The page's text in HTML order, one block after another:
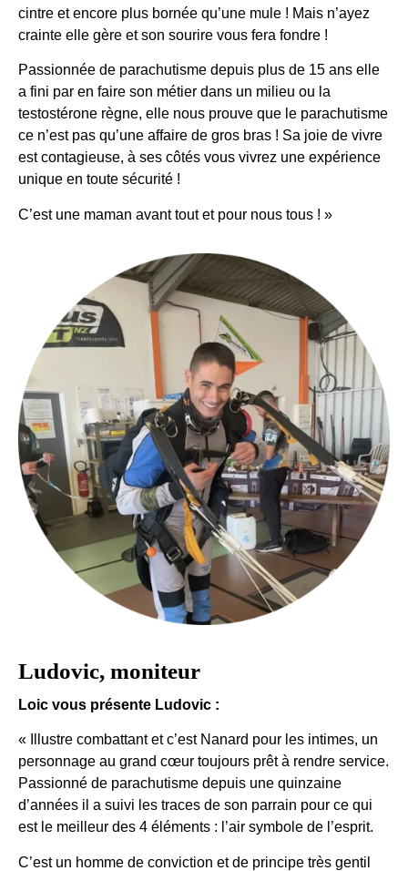
cintre et encore plus bornée qu’une mule ! Mais n’ayez
crainte elle gère et son sourire vous fera fondre !
Passionnée de parachutisme depuis plus de 15 ans elle
a fini par en faire son métier dans un milieu ou la
testostérone règne, elle nous prouve que le parachutisme
ce n’est pas qu’une affaire de gros bras ! Sa joie de vivre
est contagieuse, à ses côtés vous vivrez une expérience
unique en toute sécurité !
C’est une maman avant tout et pour nous tous ! »
Ludovic, moniteur
Loic vous présente Ludovic :
« Illustre combattant et c’est Nanard pour les intimes, un
personnage au grand cœur toujours prêt à rendre service.
Passionné de parachutisme depuis une quinzaine
d’années il a suivi les traces de son parrain pour ce qui
est le meilleur des 4 éléments : l’air symbole de l’esprit.
C’est un homme de conviction et de principe très gentil